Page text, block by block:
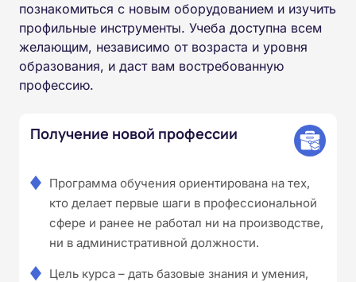
познакомиться с новым оборудованием и изучить
профильные инструменты. Учеба доступна всем
желающим, независимо от возраста и уровня
образования, и даст вам востребованную
профессию.
Получение новой профессии
Программа обучения ориентирована на тех,
кто делает первые шаги в профессиональной
сфере и ранее не работал ни на производстве,
ни в административной должности.
Цель курса – дать базовые знания и умения,